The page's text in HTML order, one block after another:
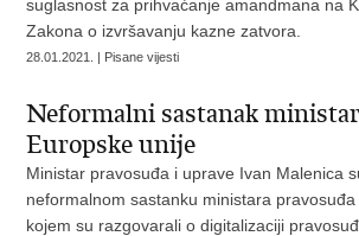
suglasnost za prihvaćanje amandmana na
Zakona o izvršavanju kazne zatvora.
28.01.2021. | Pisane vijesti
Neformalni sastanak
Europske unije
Ministar pravosuđa i uprave Ivan Malenica
neformalnom sastanku ministara
kojem su razgovarali o digitalizaciji